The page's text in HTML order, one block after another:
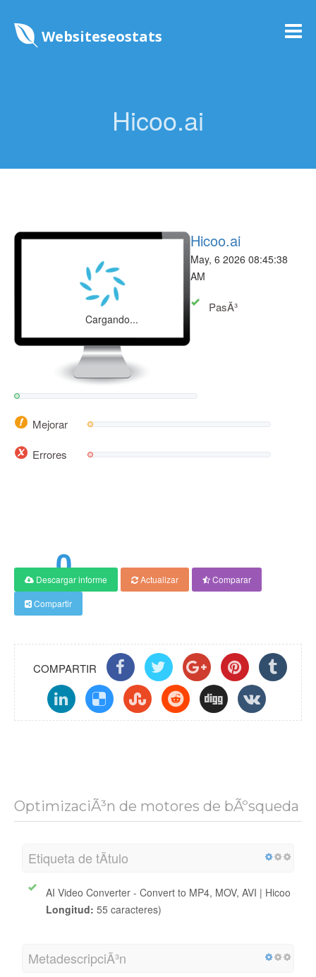
Websiteseostats
Hicoo.ai
Cargando...
Hicoo.ai
May, 6 2026 08:45:38
AM
PasÃ³
Mejorar
Errores
0
PuntuaciÃ³n
Descargar informe Actualizar
Comparar
Compartir
COMPARTIR
OptimizaciÃ³n de motores de bÃºsqueda
Etiqueta de tÃ­tulo
AI Video Converter - Convert to MP4, MOV, AVI | Hicoo
Longitud: 55 caracteres)
MetadescripciÃ³n